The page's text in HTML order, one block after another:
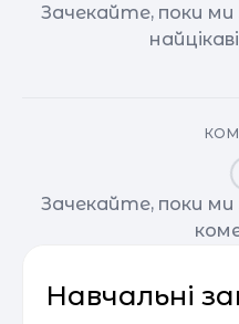
Зачекайте, поки
Зачекайте, поки
Навчальні